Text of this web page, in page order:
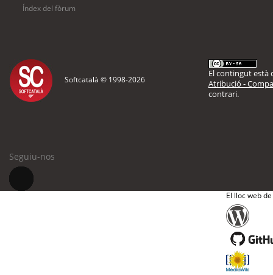
Índex del fòrum
Softcatalà © 1998-2026
El contingut està
Atribució -
contrari.
Seguiu-nos
El lloc web